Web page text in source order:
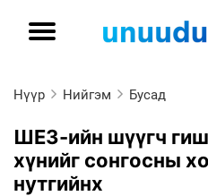
Нүүр Нийгэм Бусад
ШЕЗ-ийн шүүгч
хүнийг сонгосны
нутгийнх